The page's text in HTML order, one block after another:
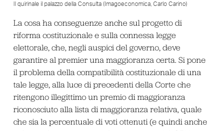
Il quirinale il palazzo della Consulta (Imagoeconomica, Carlo Carino)
La cosa ha conseguenze anche sul progetto di
riforma costituzionale e sulla connessa legge
elettorale, che, negli auspici del governo, deve
garantire al premier una maggioranza certa. Si pone
il problema della compatibilità costituzionale di una
tale legge, alla luce di precedenti della Corte che
ritengono illegittimo un premio di maggioranza
riconosciuto alla lista di maggioranza relativa, quale
che sia la percentuale di voti ottenuti (e quindi anche